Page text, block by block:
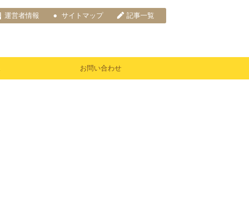
運営者情報 サイトマップ 記事一覧
お問い合わせ